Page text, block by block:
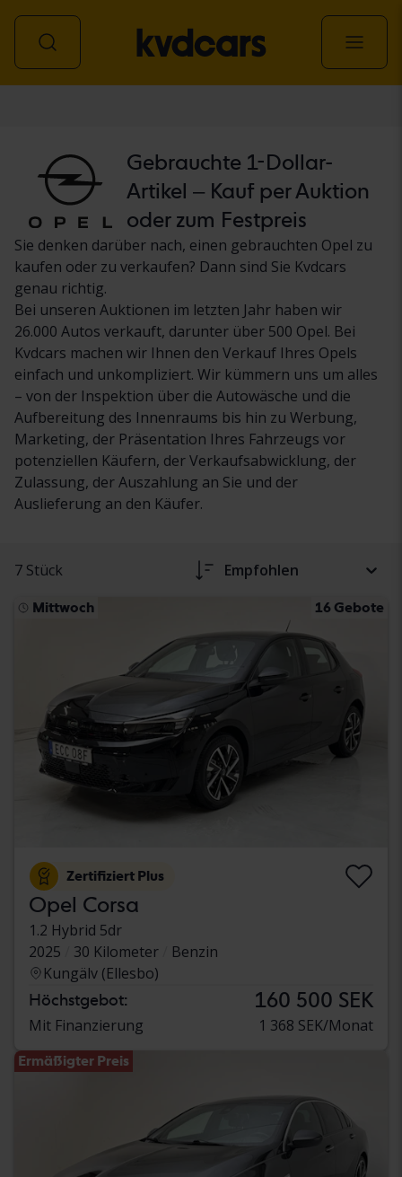
Gebrauchte 1-Dollar-
Artikel – Kauf per Auktion
oder zum Festpreis
Sie denken darüber nach, einen gebrauchten Opel zu
kaufen oder zu verkaufen? Dann sind Sie Kvdcars
genau richtig.
Bei unseren Auktionen im letzten Jahr haben wir
26.000 Autos verkauft, darunter über 500 Opel. Bei
Kvdcars machen wir Ihnen den Verkauf Ihres Opels
einfach und unkompliziert. Wir kümmern uns um alles
– von der Inspektion über die Autowäsche und die
Aufbereitung des Innenraums bis hin zu Werbung,
Marketing, der Präsentation Ihres Fahrzeugs vor
potenziellen Käufern, der Verkaufsabwicklung, der
Zulassung, der Auszahlung an Sie und der
Auslieferung an den Käufer.
7 Stück Empfohlen
Mittwoch 16 Gebote
Zertifiziert Plus
Opel Corsa
1.2 Hybrid 5dr
2025
30 Kilometer
Benzin
Kungälv (Ellesbo)
Höchstgebot: 160 500 SEK
Mit Finanzierung 1 368 SEK/Monat
Ermäßigter Preis